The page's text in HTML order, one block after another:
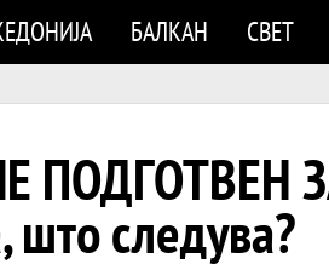
БАЛКАН СВЕТ
ПОДГОТВЕН
што следува?